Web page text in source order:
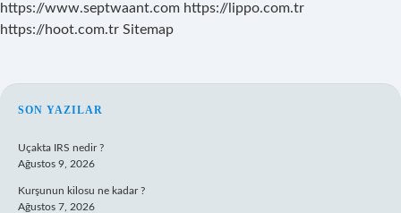
https://www.septwaant.com https://lippo.com.tr
https://hoot.com.tr Sitemap
SIDEBAR
SON YAZILAR
Uçakta IRS nedir ?
Ağustos 9, 2026
Kurşunun kilosu ne kadar ?
Ağustos 7, 2026